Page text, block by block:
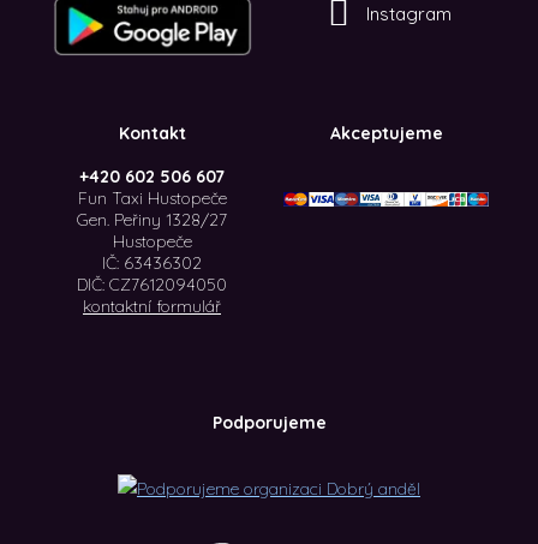
Instagram
Kontakt
+420 602 506 607
Fun Taxi Hustopeče
Gen. Peřiny 1328/27
Hustopeče
IČ: 63436302
DIČ: CZ7612094050
kontaktní formulář
Akceptujeme
Podporujeme